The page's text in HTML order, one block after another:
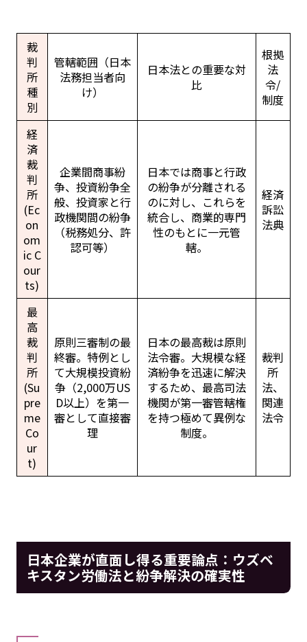
裁
判
所
種
別
管轄範囲（日本
法務担当者向
け）
日本法との重要な対
比
根拠
法
令/
制度
経
済
裁
判
所
(Ec
on
om
ic C
our
ts)
企業間商事紛
争、投資紛争全
般、投資家と行
政機関間の紛争
（税務処分、許
認可等）
日本では商事と行政
の紛争が分離される
のに対し、これらを
統合し、商業的専門
性のもとに一元管
轄。
経済
訴訟
法典
最
高
裁
判
所
(Su
pre
me
Co
ur
t)
原則三審制の最
終審。特例とし
て大規模投資紛
争（2,000万US
D以上）を第一
審として直接審
理
日本の最高裁は原則
法令審。大規模な経
済紛争を迅速に解決
するため、最高司法
機関が第一審管轄権
を持つ極めて異例な
制度。
裁判
所
法、
関連
法令
日本企業が直面し得る重要論点：ウズベ
キスタン労働法と紛争解決の確実性